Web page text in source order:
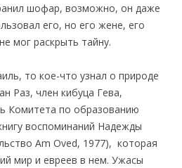
шофар, возможно, он даже
его, но его жене, его
мог раскрыть тайну.
то кое-что узнал о природе
Раз, член кибуца Гева,
Комитета по образованию
воспоминаний Надежды
Am Oved, 1977), которая
мир и евреев в нем. Ужасы